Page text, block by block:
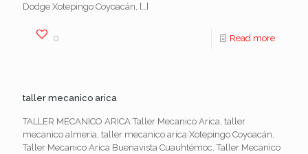
Dodge Xotepingo Coyoacán, […]
0 Read more
taller mecanico arica
TALLER MECANICO ARICA Taller Mecanico Arica, taller
mecanico almeria, taller mecanico arica Xotepingo Coyoacán,
Taller Mecanico Arica Buenavista Cuauhtémoc, Taller Mecanico